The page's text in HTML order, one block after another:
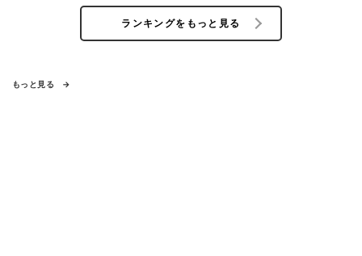
ランキングをもっと見る
もっと見る